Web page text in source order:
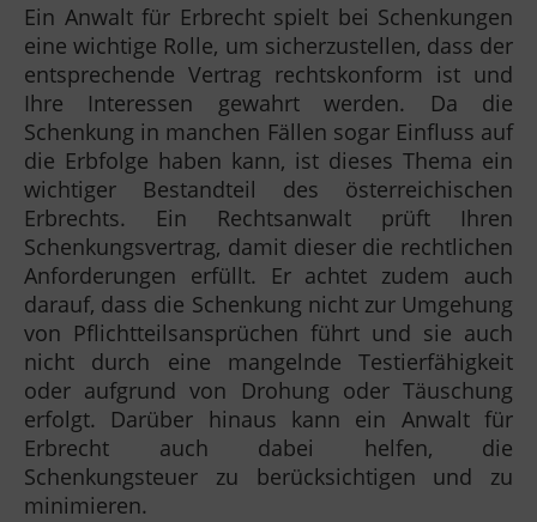
Ein Anwalt für Erbrecht spielt bei Schenkungen
eine wichtige Rolle, um sicherzustellen, dass der
entsprechende Vertrag rechtskonform ist und
Ihre Interessen gewahrt werden. Da die
Schenkung in manchen Fällen sogar Einfluss auf
die Erbfolge haben kann, ist dieses Thema ein
wichtiger Bestandteil des österreichischen
Erbrechts. Ein Rechtsanwalt prüft Ihren
Schenkungsvertrag, damit dieser die rechtlichen
Anforderungen erfüllt. Er achtet zudem auch
darauf, dass die Schenkung nicht zur Umgehung
von Pflichtteilsansprüchen führt und sie auch
nicht durch eine mangelnde Testierfähigkeit
oder aufgrund von Drohung oder Täuschung
erfolgt. Darüber hinaus kann ein Anwalt für
Erbrecht auch dabei helfen, die
Schenkungsteuer zu berücksichtigen und zu
minimieren.